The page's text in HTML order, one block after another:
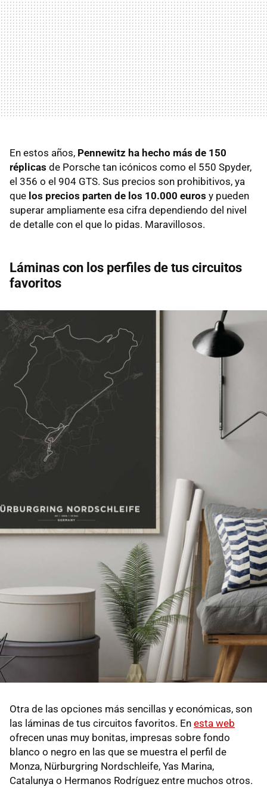
En estos años, Pennewitz ha hecho más de 150
réplicas de Porsche tan icónicos como el 550 Spyder,
el 356 o el 904 GTS. Sus precios son prohibitivos, ya
que los precios parten de los 10.000 euros y pueden
superar ampliamente esa cifra dependiendo del nivel
de detalle con el que lo pidas. Maravillosos.
Láminas con los perfiles de tus circuitos
favoritos
Otra de las opciones más sencillas y económicas, son
las láminas de tus circuitos favoritos. En esta web
ofrecen unas muy bonitas, impresas sobre fondo
blanco o negro en las que se muestra el perfil de
Monza, Nürburgring Nordschleife, Yas Marina,
Catalunya o Hermanos Rodríguez entre muchos otros.